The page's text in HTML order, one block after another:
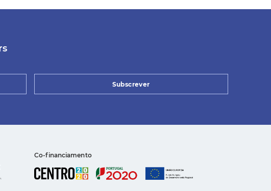
Subscrever
Co-financiamento